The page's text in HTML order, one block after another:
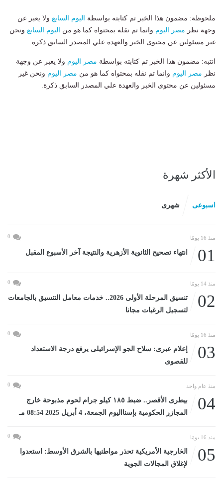
ملحوظة: مضمون هذا الخبر تم كتابته بواسطة اليوم السابع ولا يعبر عن
وجهة نظر مصر اليوم وانما تم نقله بمحتواه كما هو من اليوم السابع ونحن
غير مسئولين عن محتوى الخبر والعهدة علي المصدر السابق ذكرة.
انتبه: مضمون هذا الخبر تم كتابته بواسطة مصر اليوم ولا يعبر عن وجهة
نظر مصر اليوم وانما تم نقله بمحتواه كما هو من مصر اليوم ونحن غير
مسئولين عن محتوى الخبر والعهدة علي المصدر السابق ذكرة.
الأكثر شهرة
اسبوعى شهرى
منذ 16 يومًا 0
01 انتهاء تصحيح الثانوية الأزهرية والنتيجة آخر الأسبوع المقبل
منذ 14 يومًا 0
02
تنسيق المرحلة الأولى 2026.. خدمات معامل التنسيق بالجامعات
لتسجيل الرغبات مجانا
منذ 16 يومًا 0
03
إعلام عبرى: سلاح الجو الإسرائيلى يرفع درجة الاستعداد
للقصوى
منذ عام واحد 0
04
بيطرى الأقصر.. ضبط ١٨٥ كيلو جرام لحوم مذبوحة خارج
المجازر الحكومية بإسنااليوم الجمعة، 4 أبريل 2025 08:54 مـ
منذ 16 يومًا 0
05
الخارجية الأمريكية تحذر مواطنيها بالشرق الأوسط: استعدوا
لإغلاق المجالات الجوية